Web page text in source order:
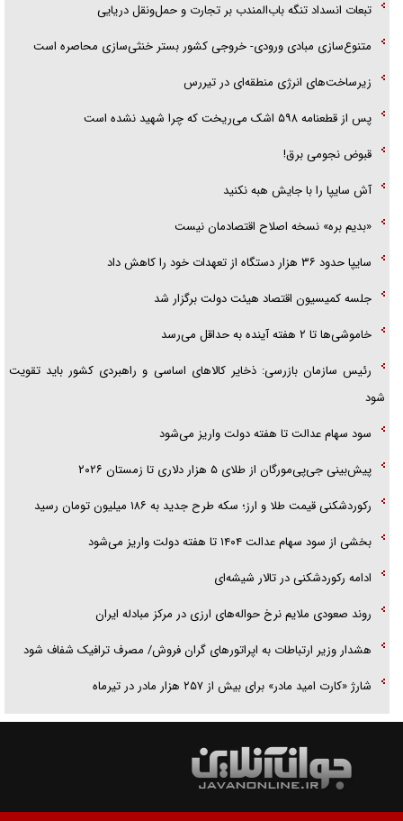
قصه ناتمام سرویس مدارس
آیا مقاومت فلسطین خلع‌سلاح می‌شود؟
تبعات انسداد تنگه باب‌المندب بر تجارت و حمل‌ونقل دریایی
متنوع‌سازی مبادی ورودی- خروجی کشور بستر خنثی‌سازی محاصره است
زیرساخت‌های انرژی منطقه‌ای در تیررس
پس از قطعنامه ۵۹۸ اشک می‌ریخت که چرا شهید نشده است
قبوض نجومی برق!
آش سایپا را با جایش هبه نکنید
«بدیم بره» نسخه اصلاح اقتصادمان نیست
سایپا حدود ۳۶ هزار دستگاه از تعهدات خود را کاهش داد
جلسه کمیسیون اقتصاد هیئت دولت برگزار شد
خاموشی‌ها تا ۲ هفته آینده به حداقل می‌رسد
رئیس سازمان بازرسی: ذخایر کالا‌های اساسی و راهبردی کشور باید تقویت
شود
سود سهام عدالت تا هفته دولت واریز می‌شود
پیش‌بینی جی‌پی‌مورگان از طلای ۵ هزار دلاری تا زمستان ۲۰۲۶
رکوردشکنی قیمت طلا و ارز؛ سکه طرح جدید به ۱۸۶ میلیون تومان رسید
بخشی از سود سهام عدالت ۱۴۰۴ تا هفته دولت واریز می‌شود
ادامه رکوردشکنی در تالار شیشه‌ای
روند صعودی ملایم نرخ حواله‌های ارزی در مرکز مبادله ایران
هشدار وزیر ارتباطات به اپراتورهای گران فروش/ مصرف ترافیک شفاف شود
شارژ «کارت امید مادر» برای بیش از ۲۵۷ هزار مادر در تیرماه